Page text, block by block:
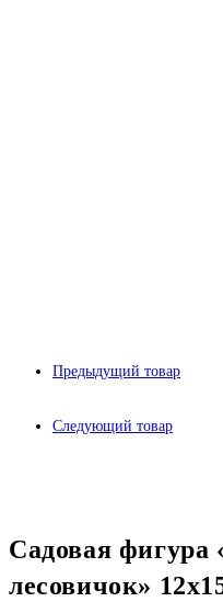
Предыдущий товар
Следующий товар
Садовая фигура
лесовичок»